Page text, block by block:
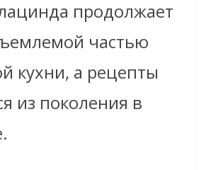
продолжает
частью
кухни, а рецепты
из поколения в